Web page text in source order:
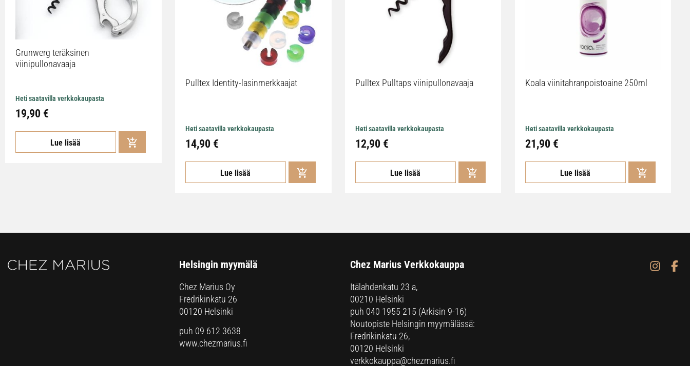
Grunwerg teräksinen
viinipullonavaaja
Heti saatavilla verkkokaupasta
19,90 €
Lue lisää
Pulltex Identity-lasinmerkkaajat
Heti saatavilla verkkokaupasta
14,90 €
Lue lisää
Pulltex Pulltaps viinipullonavaaja
Heti saatavilla verkkokaupasta
12,90 €
Lue lisää
Koala viinitahranpoistoaine 250ml
Heti saatavilla verkkokaupasta
21,90 €
Lue lisää
Helsingin myymälä
Chez Marius Oy
Fredrikinkatu 26
00120 Helsinki
puh 09 612 3638
www.chezmarius.fi
Chez Marius Verkkokauppa
Itälahdenkatu 23 a,
00210 Helsinki
puh 040 1955 215 (Arkisin 9-16)
Noutopiste Helsingin myymälässä:
Fredrikinkatu 26,
00120 Helsinki
verkkokauppa@chezmarius.fi